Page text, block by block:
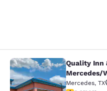
Quality Inn &
Quality Inn
Mercedes/
Mercedes, TX